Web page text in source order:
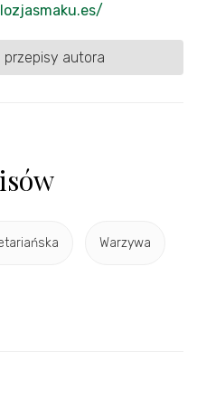
autora
Warzywa